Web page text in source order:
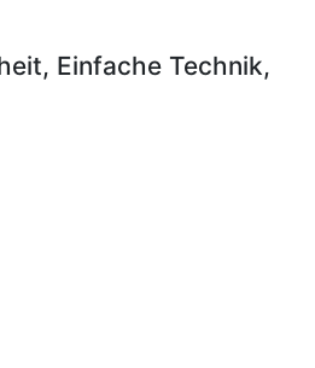
Einfache Technik,